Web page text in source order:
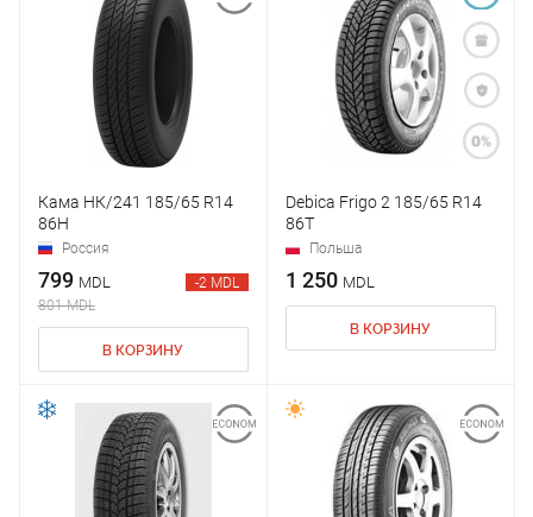
Кама НК/241 185/65 R14
86H
Россия
799 MDL
801 MDL
-2 MDL
В КОРЗИНУ
Debica Frigo 2 185/65 R14
86T
Польша
1 250 MDL
В КОРЗИНУ